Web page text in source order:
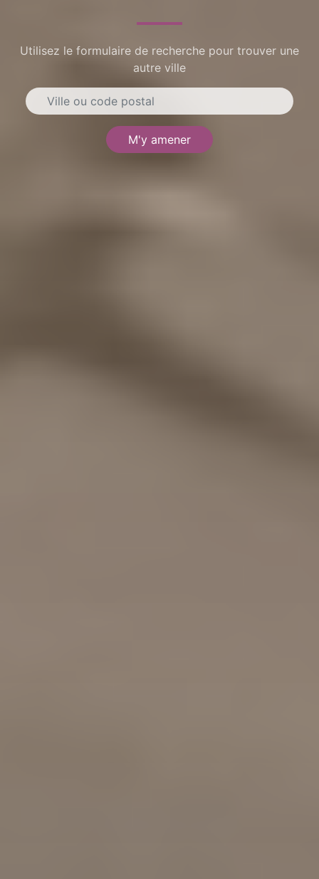
Utilisez le formulaire de recherche pour trouver une
autre ville
M'y amener